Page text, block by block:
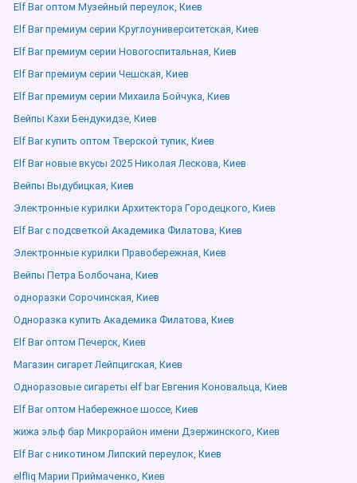
Elf Bar оптом Музейный переулок, Киев
Elf Bar премиум серии Круглоуниверситетская, Киев
Elf Bar премиум серии Новогоспитальная, Киев
Elf Bar премиум серии Чешская, Киев
Elf Bar премиум серии Михаила Бойчука, Киев
Вейпы Кахи Бендукидзе, Киев
Elf Bar купить оптом Тверской тупик, Киев
Elf Bar новые вкусы 2025 Николая Лескова, Киев
Вейпы Выдубицкая, Киев
Электронные курилки Архитектора Городецкого, Киев
Elf Bar с подсветкой Академика Филатова, Киев
Электронные курилки Правобережная, Киев
Вейпы Петра Болбочана, Киев
одноразки Сорочинская, Киев
Одноразка купить Академика Филатова, Киев
Elf Bar оптом Печерск, Киев
Магазин сигарет Лейпцигская, Киев
Одноразовые сигареты elf bar Евгения Коновальца, Киев
Elf Bar оптом Набережное шоссе, Киев
жижа эльф бар Микрорайон имени Дзержинского, Киев
Elf Bar с никотином Липский переулок, Киев
elfliq Марии Приймаченко, Киев